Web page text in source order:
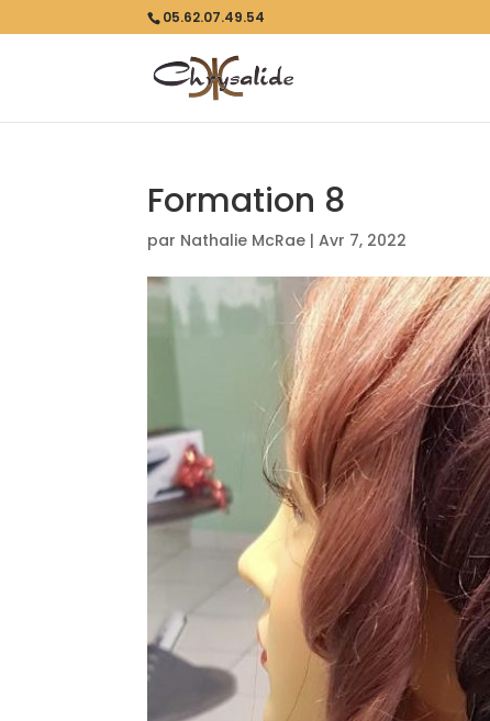
05.62.07.49.54
Formation 8
par Nathalie McRae |Avr 7, 2022